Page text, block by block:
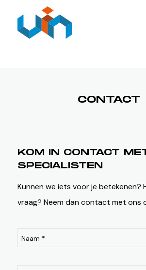
CONTACT
KOM IN CONTACT
SPECIALISTEN
Kunnen we iets voor je betekenen?
vraag? Neem dan contact met ons
Naam *